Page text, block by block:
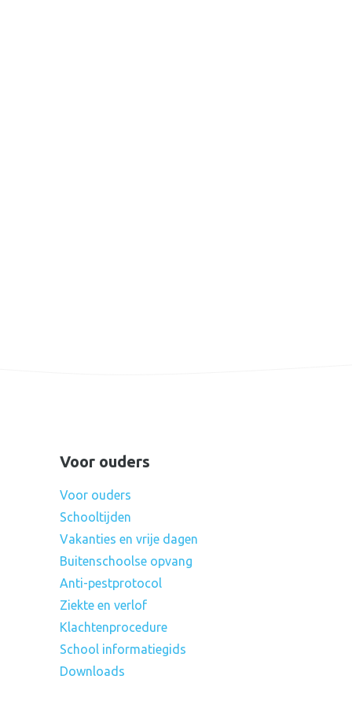
Voor ouders
Voor ouders
Schooltijden
Vakanties en vrije dagen
Buitenschoolse opvang
Anti-pestprotocol
Ziekte en verlof
Klachtenprocedure
School informatiegids
Downloads